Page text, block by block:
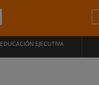
EDUCACIÓN EJECUTIVA